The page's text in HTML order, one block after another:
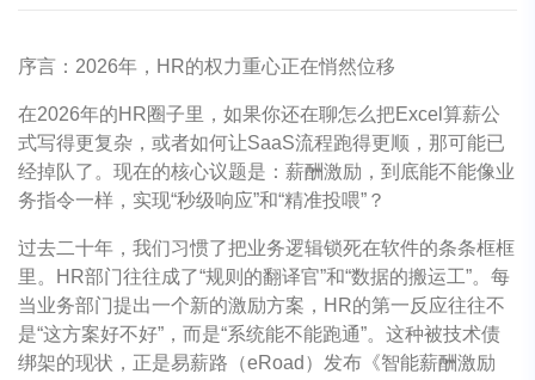
序言：2026年，HR的权力重心正在悄然位移
在2026年的HR圈子里，如果你还在聊怎么把Excel算薪公
式写得更复杂，或者如何让SaaS流程跑得更顺，那可能已
经掉队了。现在的核心议题是：薪酬激励，到底能不能像业
务指令一样，实现“秒级响应”和“精准投喂”？
过去二十年，我们习惯了把业务逻辑锁死在软件的条条框框
里。HR部门往往成了“规则的翻译官”和“数据的搬运工”。每
当业务部门提出一个新的激励方案，HR的第一反应往往不
是“这方案好不好”，而是“系统能不能跑通”。这种被技术债
绑架的现状，正是易薪路（eRoad）发布《智能薪酬激励